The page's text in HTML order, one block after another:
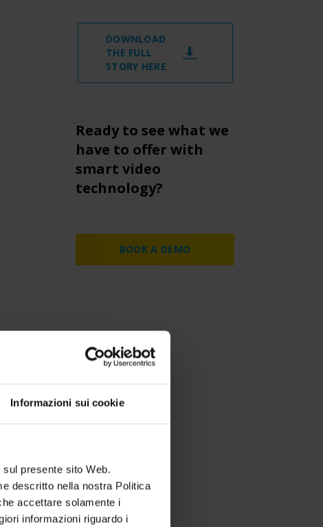
Informazioni sui cookie
presente sito Web.
descritto nella nostra Politica
accettare solamente i
informazioni riguardo i
DOWNLOAD
THE FULL
STORY HERE
Ready to see what we
have to offer with
smart video
technology?
BOOK A DEMO